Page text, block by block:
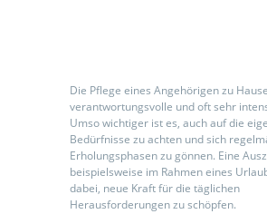
Die Pflege eines Angehörigen zu
verantwortungsvolle und oft sehr
Umso wichtiger ist es, auch auf die
Bedürfnisse zu achten und sich
Erholungsphasen zu gönnen. Eine
beispielsweise im Rahmen eines
dabei, neue Kraft für die täglichen
Herausforderungen zu schöpfen.